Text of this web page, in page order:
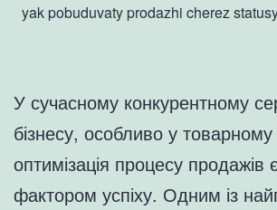
yak pobuduvaty prodazhi cherez
У сучасному конкурентному
бізнесу, особливо у товарному
оптимізація процесу
фактором успіху. Одним із